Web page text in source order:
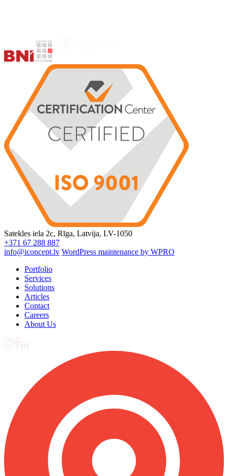
Satekles iela 2c, Rīga, Latvija, LV-1050
+371 67 288 887
info@iconcept.lv WordPress maintenance by WPRO
Portfolio
Services
Solutions
Articles
Contact
Careers
About Us